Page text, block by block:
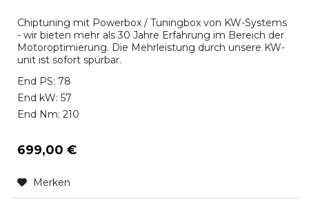
Chiptuning mit Powerbox / Tuningbox von KW-Systems
- wir bieten mehr als 30 Jahre Erfahrung im Bereich der
Motoroptimierung. Die Mehrleistung durch unsere KW-
unit ist sofort spürbar.
End PS: 78
End kW: 57
End Nm: 210
699,00 €
Merken